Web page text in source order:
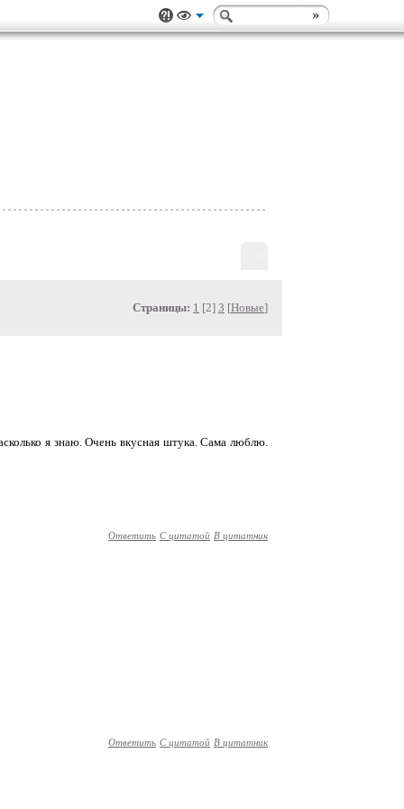
Страницы: 1 [2] 3 [Новые]
я знаю. Очень вкусная штука. Сама люблю.
Ответить С цитатой В цитатник
Ответить С цитатой В цитатник